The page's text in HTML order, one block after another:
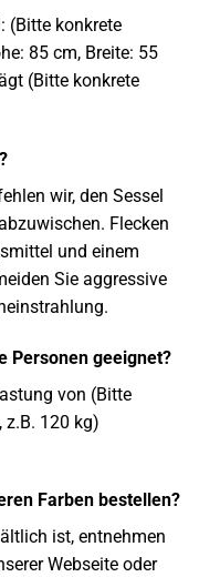
(Bitte konkrete
85 cm, Breite: 55
(Bitte konkrete
wir, den Sessel
Flecken
und einem
Sie aggressive
Personen geeignet?
von (Bitte
z.B. 120 kg)
Farben bestellen?
ist, entnehmen
Webseite oder